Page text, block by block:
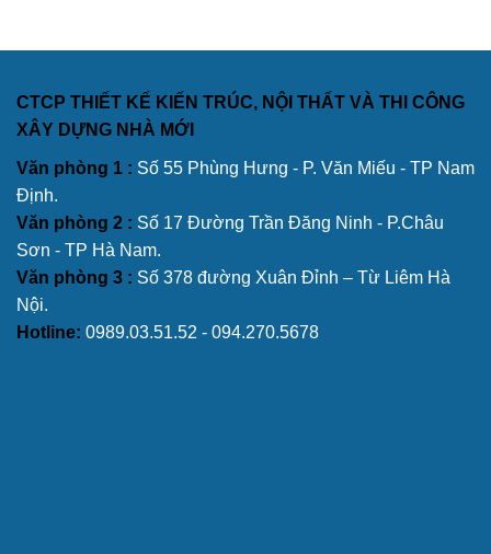
CTCP THIẾT KẾ KIẾN TRÚC, NỘI THẤT VÀ THI CÔNG
XÂY DỰNG NHÀ MỚI
Văn phòng 1 : Số 55 Phùng Hưng - P. Văn Miếu - TP Nam
Định.
Văn phòng 2 : Số 17 Đường Trần Đăng Ninh - P.Châu
Sơn - TP Hà Nam.
Văn phòng 3 : Số 378 đường Xuân Đỉnh – Từ Liêm Hà
Nội.
Hotline: 0989.03.51.52 - 094.270.5678